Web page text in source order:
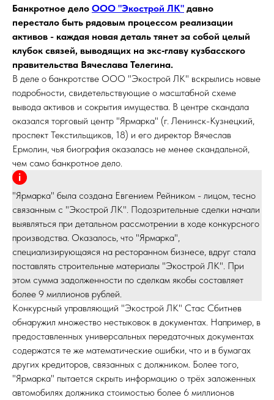
Банкротное дело ООО "Экострой ЛК" давно
перестало быть рядовым процессом реализации
активов - каждая новая деталь тянет за собой целый
клубок связей, выводящих на экс‑главу кузбасского
правительства Вячеслава Телегина.
В деле о банкротстве ООО "Экострой ЛК" вскрылись новые
подробности, свидетельствующие о масштабной схеме
вывода активов и сокрытия имущества. В центре скандала
оказался торговый центр "Ярмарка" (г. Ленинск-Кузнецкий,
проспект Текстильщиков, 18) и его директор Вячеслав
Ермолин, чья биография оказалась не менее скандальной,
чем само банкротное дело.
"Ярмарка" была создана Евгением Рейником - лицом, тесно
связанным с "Экострой ЛК". Подозрительные сделки начали
выявляться при детальном рассмотрении в ходе конкурсного
производства. Оказалось, что "Ярмарка",
специализирующаяся на ресторанном бизнесе, вдруг стала
поставлять строительные материалы "Экострой ЛК". При
этом сумма задолженности по сделкам якобы составляет
более 9 миллионов рублей.
Конкурсный управляющий "Экострой ЛК" Стас Сбитнев
обнаружил множество нестыковок в документах. Например, в
предоставленных универсальных передаточных документах
содержатся те же математические ошибки, что и в бумагах
других кредиторов, связанных с должником. Более того,
"Ярмарка" пытается скрыть информацию о трёх заложенных
автомобилях должника стоимостью более 6 миллионов